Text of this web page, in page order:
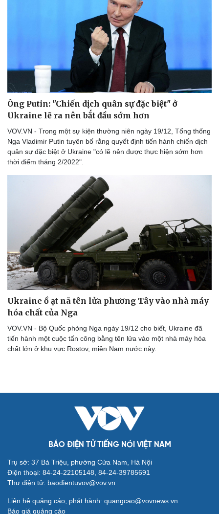
Du lịch
Podcast
Ông Putin: "Chiến dịch quân sự đặc biệt" ở
Ukraine lẽ ra nên bắt đầu sớm hơn
VOV.VN - Trong một sự kiện thường niên ngày 19/12, Tổng thống
Nga Vladimir Putin tuyên bố rằng quyết định tiến hành chiến dịch
quân sự đặc biệt ở Ukraine "có lẽ nên được thực hiện sớm hơn
thời điểm tháng 2/2022".
Ukraine ồ ạt nã tên lửa phương Tây vào nhà máy
hóa chất của Nga
VOV.VN - Bộ Quốc phòng Nga ngày 19/12 cho biết, Ukraine đã
tiến hành một cuộc tấn công bằng tên lửa vào một nhà máy hóa
chất lớn ở khu vực Rostov, miền Nam nước này.
BÁO ĐIỆN TỬ TIẾNG NÓI VIỆT NAM
Trụ sở: 37 Bà Triệu, phường Cửa Nam, Hà Nội
Điện thoại: 84-24-22105148, 84-24-39785691
Thư điện tử: baodientuvov@vov.vn
Liên hệ quảng cáo, phát hành: quangcao@vovnews.vn
Báo giá quảng cáo